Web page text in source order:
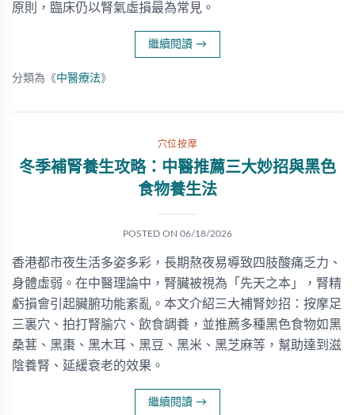
原則，臨床仍以腎氣虛損最為常見。
繼續閱讀 →
分類為《中醫療法》
穴位按摩
冬季補腎養生攻略：中醫推薦三大妙招與黑色
食物養生法
POSTED ON 06/18/2026
香港都市夜生活多姿多彩，長期熬夜易導致四肢酸痛乏力、
身體虛弱。在中醫理論中，腎臟被視為「先天之本」，腎精
虧損會引起臟腑功能紊亂。本文介紹三大補腎妙招：按摩足
三裏穴、拍打腎腧穴、飲食調養，並推薦多種黑色食物如黑
桑葚、黑棗、黑木耳、黑豆、黑米、黑芝麻等，幫助達到滋
陰養腎、延緩衰老的效果。
繼續閱讀 →